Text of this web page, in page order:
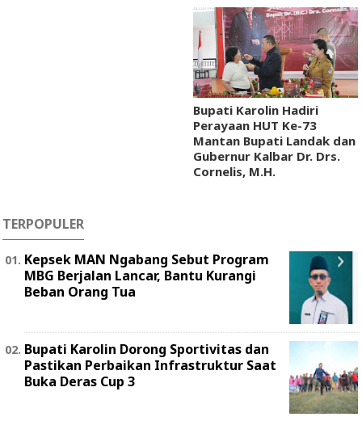
Bupati Karolin Hadiri
Perayaan HUT Ke-73
Mantan Bupati Landak dan
Gubernur Kalbar Dr. Drs.
Cornelis, M.H.
TERPOPULER
Kepsek MAN Ngabang Sebut Program
MBG Berjalan Lancar, Bantu Kurangi
Beban Orang Tua
Bupati Karolin Dorong Sportivitas dan
Pastikan Perbaikan Infrastruktur Saat
Buka Deras Cup 3